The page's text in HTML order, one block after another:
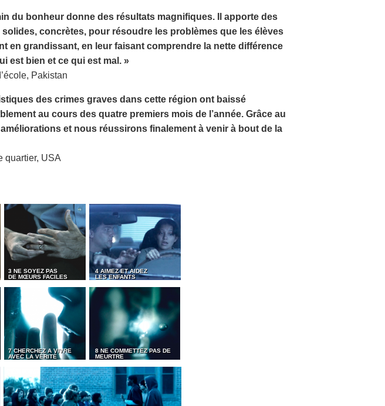
du bonheur donne des résultats magnifiques. Il apporte des
solides, concrètes, pour résoudre les problèmes que les élèves
en grandissant, en leur faisant comprendre la nette différence
est bien et ce qui est mal. »
Pakistan
des crimes graves dans cette région ont baissé
au cours des quatre premiers mois de l’année. Grâce au
et nous réussirons finalement à venir à bout de la
quartier, USA
3 NE SOYEZ PAS
DE MŒURS FACILES
4 AIMEZ ET AIDEZ
LES ENFANTS
7 CHERCHEZ A VIVRE
AVEC LA VÉRITÉ
8 NE COMMETTEZ PAS DE
MEURTRE